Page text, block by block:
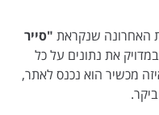
האחרונה שנקראת "סייר
את נתונים על כל
מכשיר הוא נכנס לאתר,